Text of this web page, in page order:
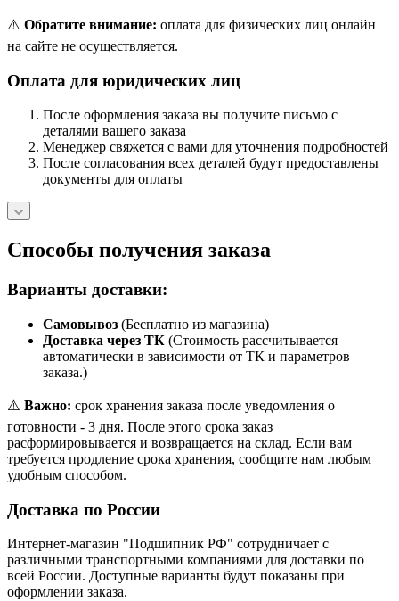
⚠️ Обратите внимание: оплата для физических лиц онлайн
на сайте не осуществляется.
Оплата для юридических лиц
После оформления заказа вы получите письмо с
деталями вашего заказа
Менеджер свяжется с вами для уточнения подробностей
После согласования всех деталей будут предоставлены
документы для оплаты
Способы получения заказа
Варианты доставки:
Самовывоз (Бесплатно из магазина)
Доставка через ТК (Стоимость рассчитывается
автоматически в зависимости от ТК и параметров
заказа.)
⚠️ Важно: срок хранения заказа после уведомления о
готовности - 3 дня. После этого срока заказ
расформировывается и возвращается на склад. Если вам
требуется продление срока хранения, сообщите нам любым
удобным способом.
Доставка по России
Интернет-магазин "Подшипник РФ" сотрудничает с
различными транспортными компаниями для доставки по
всей России. Доступные варианты будут показаны при
оформлении заказа.